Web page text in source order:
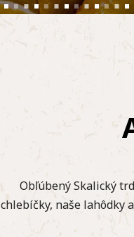
Obľúbený Skalický
chlebíčky, naše lahôdky